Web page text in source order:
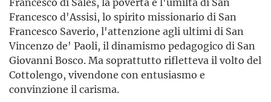
Francesco d'Assisi, lo spirito missionario di San
Francesco Saverio, l'attenzione agli ultimi di San
Vincenzo de' Paoli, il dinamismo pedagogico di San
Giovanni Bosco. Ma soprattutto rifletteva il volto del
Cottolengo, vivendone con entusiasmo e
convinzione il carisma.